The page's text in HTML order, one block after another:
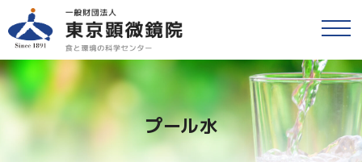
各種検査・サービス
戻る
食品等の検査
検便(腸内細菌検査)
簡易専用水道検査 プール水